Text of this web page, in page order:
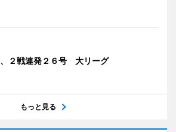
２戦連発２６号 大リーグ
もっと見る